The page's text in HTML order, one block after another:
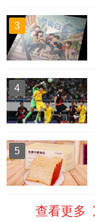
3
4
5
查看更多